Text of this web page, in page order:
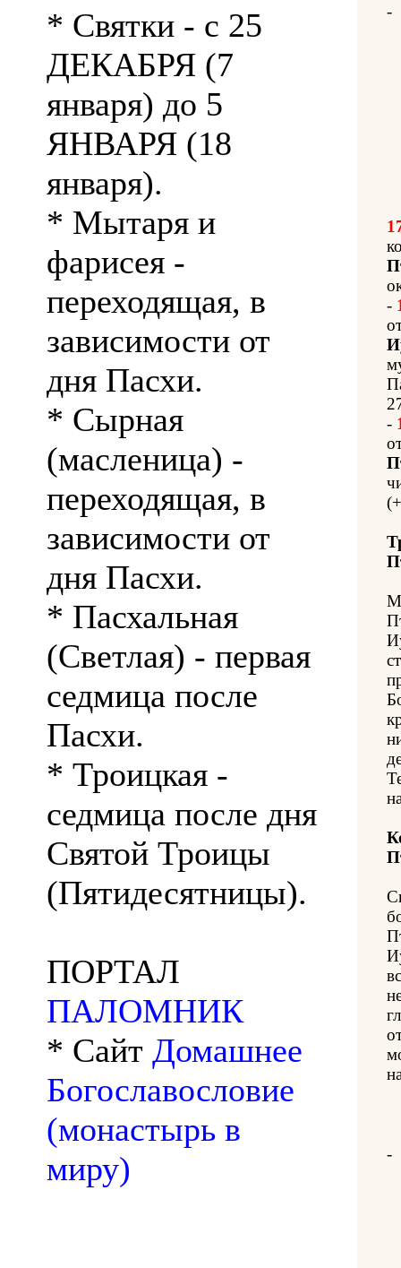
* Святки - с 25
ДЕКАБРЯ (7
января) до 5
ЯНВАРЯ (18
января).
* Мытаря и
фарисея -
переходящая, в
зависимости от
дня Пасхи.
* Сырная
(масленица) -
переходящая, в
зависимости от
дня Пасхи.
* Пасхальная
(Светлая) - первая
седмица после
Пасхи.
* Троицкая -
седмица после дня
Святой Троицы
(Пятидесятницы).
ПОРТАЛ
ПАЛОМНИК
* Сайт Домашнее
Богославословие
(монастырь в
миру)
-
-
-
-